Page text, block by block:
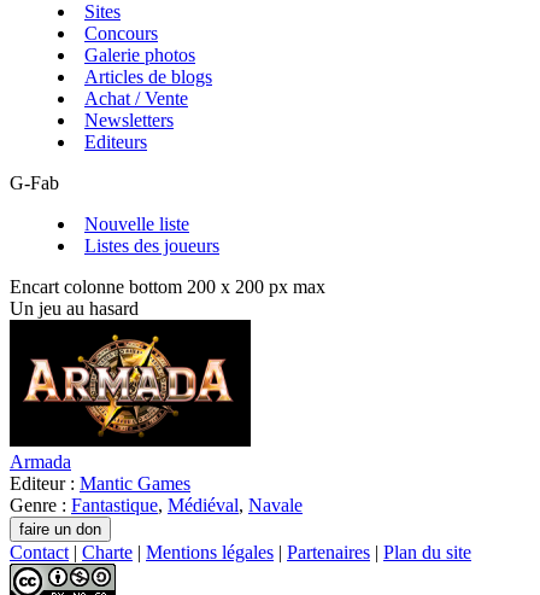
Sites
Concours
Galerie photos
Articles de blogs
Achat / Vente
Newsletters
Editeurs
G-Fab
Nouvelle liste
Listes des joueurs
Encart colonne bottom 200 x 200 px max
Un jeu au hasard
Armada
Editeur : Mantic Games
Genre : Fantastique, Médiéval, Navale
Contact | Charte | Mentions légales | Partenaires | Plan du site